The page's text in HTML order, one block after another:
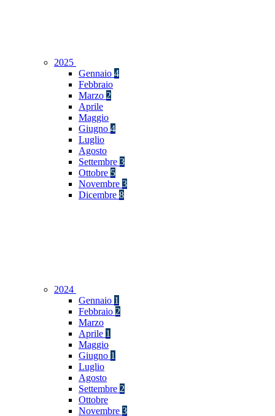
2025
Gennaio 4
Febbraio
Marzo 2
Aprile
Maggio
Giugno 4
Luglio
Agosto
Settembre 3
Ottobre 5
Novembre 3
Dicembre 8
2024
Gennaio 1
Febbraio 2
Marzo
Aprile 1
Maggio
Giugno 1
Luglio
Agosto
Settembre 2
Ottobre
Novembre 3